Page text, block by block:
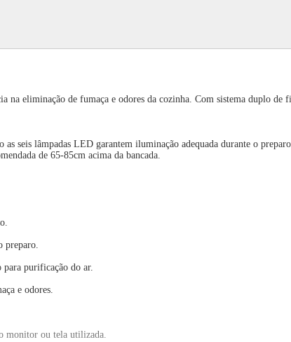
eliminação de fumaça e odores da cozinha. Com sistema duplo
seis lâmpadas LED garantem iluminação adequada durante o
de 65-85cm acima da bancada.
preparo.
purificação do ar.
e odores.
monitor ou tela utilizada.